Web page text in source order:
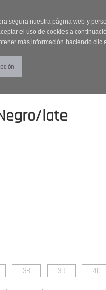
segura nuestra página web y
el uso de cookies a
más información haciendo clic
late
38 39 40